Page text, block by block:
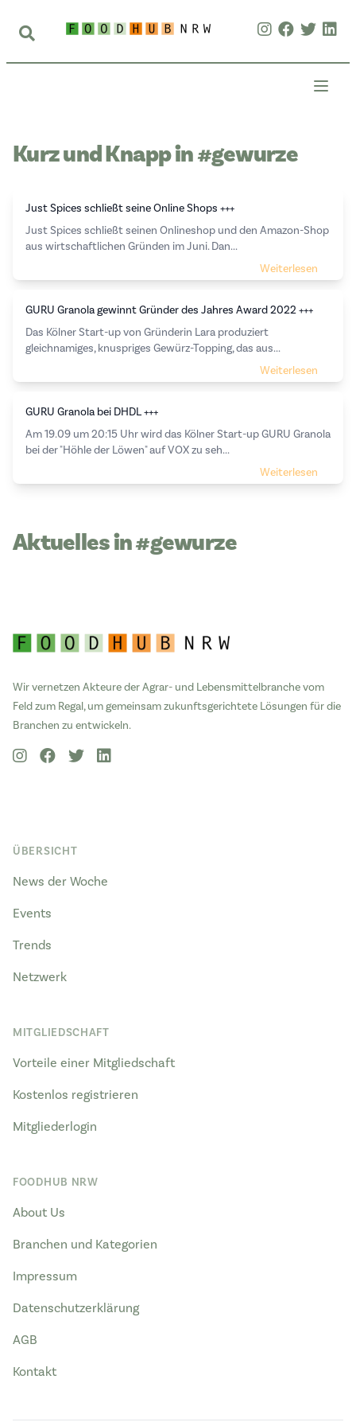
Kurz und Knapp in #gewurze
Just Spices schließt seine Online Shops +++
Just Spices schließt seinen Onlineshop und den Amazon-Shop
aus wirtschaftlichen Gründen im Juni. Dan...
Weiterlesen
GURU Granola gewinnt Gründer des Jahres Award 2022 +++
Das Kölner Start-up von Gründerin Lara produziert
gleichnamiges, knuspriges Gewürz-Topping, das aus...
Weiterlesen
GURU Granola bei DHDL +++
Am 19.09 um 20:15 Uhr wird das Kölner Start-up GURU Granola
bei der "Höhle der Löwen" auf VOX zu seh...
Weiterlesen
Aktuelles in #gewurze
Wir vernetzen Akteure der Agrar- und Lebensmittelbranche vom
Feld zum Regal, um gemeinsam zukunftsgerichtete Lösungen für die
Branchen zu entwickeln.
ÜBERSICHT
News der Woche
Events
Trends
Netzwerk
MITGLIEDSCHAFT
Vorteile einer Mitgliedschaft
Kostenlos registrieren
Mitgliederlogin
FOODHUB NRW
About Us
Branchen und Kategorien
Impressum
Datenschutzerklärung
AGB
Kontakt